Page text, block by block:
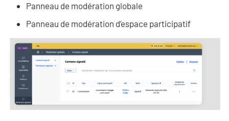
Panneau de modération globale
Panneau de modération d’espace participatif